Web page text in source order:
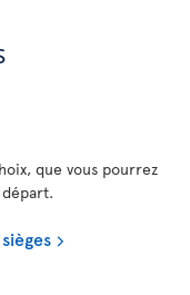
que vous pourrez